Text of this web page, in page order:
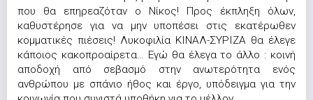
που θα επηρεαζόταν ο Νίκος! Προς έκπληξη όλων,
καθυστέρησε για να μην υποπέσει στις εκατέρωθεν
κομματικές πιέσεις! Λυκοφιλία ΚΙΝΑΛ-ΣΥΡΙΖΑ θα έλεγε
κάποιος κακοπροαίρετα… Εγώ θα έλεγα το άλλο : κοινή
αποδοχή από σεβασμό στην ανωτερότητα ενός
ανθρώπου με σπάνιο ήθος και έργο, υπόδειγμα για την